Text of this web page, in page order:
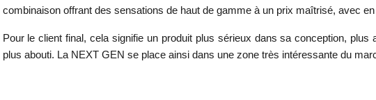
combinaison offrant des sensations de haut de gamme à un prix maîtrisé, avec
Pour le client final, cela signifie un produit plus sérieux dans sa conception,
plus abouti. La NEXT GEN se place ainsi dans une zone très intéressante du